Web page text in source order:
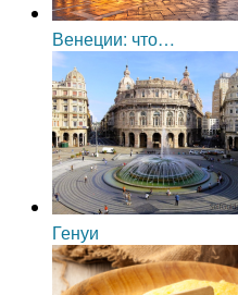
Венеции: что…
Генуи